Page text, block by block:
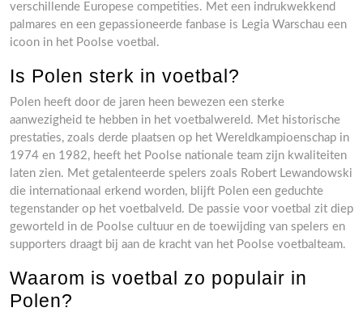
verschillende Europese competities. Met een indrukwekkend
palmares en een gepassioneerde fanbase is Legia Warschau een
icoon in het Poolse voetbal.
Is Polen sterk in voetbal?
Polen heeft door de jaren heen bewezen een sterke
aanwezigheid te hebben in het voetbalwereld. Met historische
prestaties, zoals derde plaatsen op het Wereldkampioenschap in
1974 en 1982, heeft het Poolse nationale team zijn kwaliteiten
laten zien. Met getalenteerde spelers zoals Robert Lewandowski
die internationaal erkend worden, blijft Polen een geduchte
tegenstander op het voetbalveld. De passie voor voetbal zit diep
geworteld in de Poolse cultuur en de toewijding van spelers en
supporters draagt bij aan de kracht van het Poolse voetbalteam.
Waarom is voetbal zo populair in
Polen?